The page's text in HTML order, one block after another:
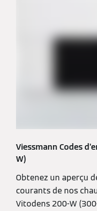
Viessmann Codes
W)
Obtenez un aperçu
courants de nos
Vitodens 200-W